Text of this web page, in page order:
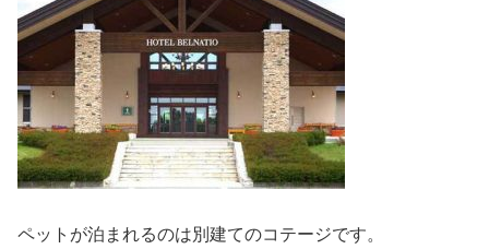
ペットが泊まれるのは別建てのコテージです。